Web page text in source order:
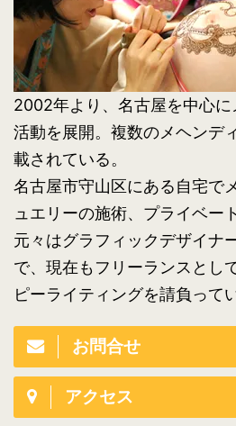
2002年より、名古屋を中心に
活動を展開。複数のメヘンデ
載されている。
名古屋市守山区にある自宅で
ュエリーの施術、プライベー
元々はグラフィックデザイナ
で、現在もフリーランスとし
ピーライティングを請負って
お問合せ
アクセス